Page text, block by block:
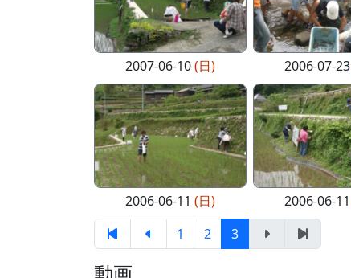
2007-06-10(日) 2006-07-23
2006-06-11 (日) 2006-06-11
1
2 3